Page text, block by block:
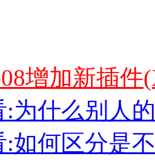
增加新插
:为什么别人
:如何区分是